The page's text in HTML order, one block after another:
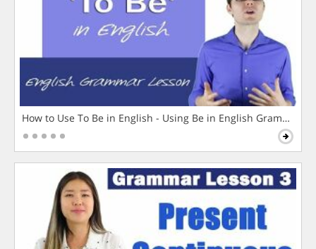
How to Use To Be in English - Using Be in English Grammar